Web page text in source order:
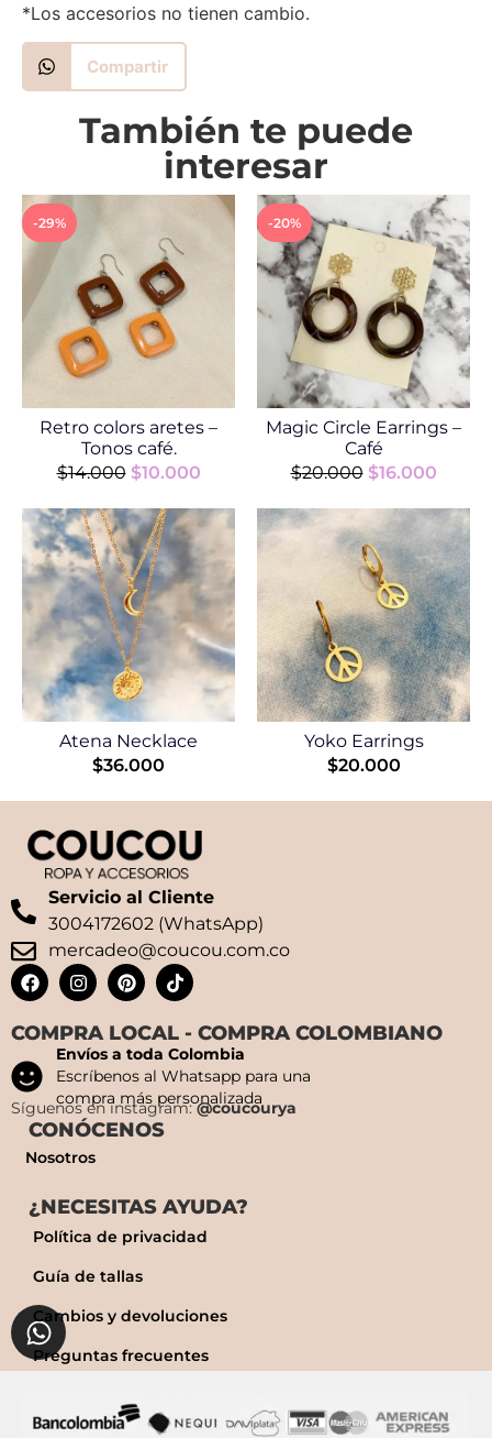
*Los accesorios no tienen cambio.
Compartir
También te puede
interesar
-29%
Retro colors aretes –
Tonos café.
$14.000 $10.000
-20%
Magic Circle Earrings –
Café
$20.000 $16.000
Atena Necklace
$36.000
Yoko Earrings
$20.000
Servicio al Cliente
3004172602 (WhatsApp)
mercadeo@coucou.com.co
COMPRA LOCAL - COMPRA COLOMBIANO
Envíos a toda Colombia
Escríbenos al Whatsapp para una
compra más personalizada
Síguenos en instagram:@coucourya
CONÓCENOS
Nosotros
¿NECESITAS AYUDA?
Política de privacidad
Guía de tallas
Cambios y devoluciones
Preguntas frecuentes